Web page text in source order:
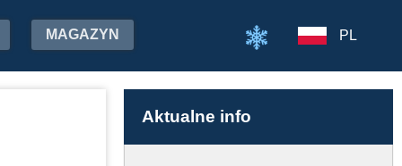
MAGAZYN PL
Aktualne info